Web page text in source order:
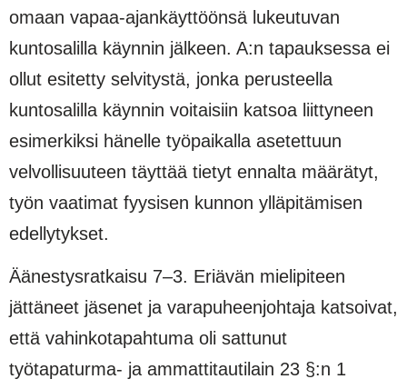
omaan vapaa-ajankäyttöönsä lukeutuvan
kuntosalilla käynnin jälkeen. A:n tapauksessa ei
ollut esitetty selvitystä, jonka perusteella
kuntosalilla käynnin voitaisiin katsoa liittyneen
esimerkiksi hänelle työpaikalla asetettuun
velvollisuuteen täyttää tietyt ennalta määrätyt,
työn vaatimat fyysisen kunnon ylläpitämisen
edellytykset.
Äänestysratkaisu 7–3. Eriävän mielipiteen
jättäneet jäsenet ja varapuheenjohtaja katsoivat,
että vahinkotapahtuma oli sattunut
työtapaturma- ja ammattitautilain 23 §:n 1